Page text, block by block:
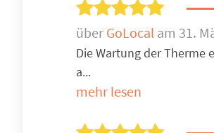
über GoLocal am 31.
Die Wartung der
a...
mehr lesen